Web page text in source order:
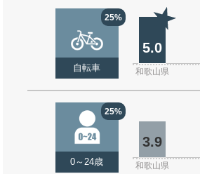
25%
自転車
5.0
和歌山県
25%
0～24歳
3.9
和歌山県